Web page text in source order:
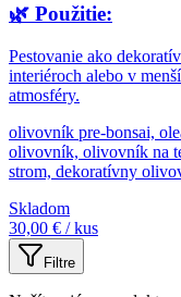
🌿 Použitie:
Pestovanie ako
interiéroch alebo v
atmosféry.
olivovník pre-bonsai,
olivovník, olivovník na
strom, dekoratívny
Skladom
30,00 € / kus
Filtre